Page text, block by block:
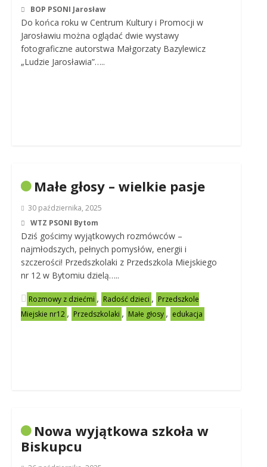
BOP PSONI Jarosław
Do końca roku w Centrum Kultury i Promocji w
Jarosławiu można oglądać dwie wystawy
fotograficzne autorstwa Małgorzaty Bazylewicz
„Ludzie Jarosławia”…..
Małe głosy – wielkie pasje
30 października, 2025
WTZ PSONI Bytom
Dziś gościmy wyjątkowych rozmówców –
najmłodszych, pełnych pomysłów, energii i
szczerości! Przedszkolaki z Przedszkola Miejskiego
nr 12 w Bytomiu dzielą…..
Rozmowy z dziećmi , Radość dzieci , Przedszkole
Miejskie nr12 , Przedszkolaki , Małe głosy , edukacja
Nowa wyjątkowa szkoła w
Biskupcu